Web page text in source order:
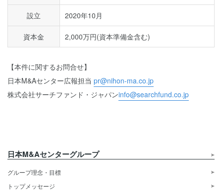
設立 2020年10月
資本金 2,000万円(資本準備金含む)
【本件に関するお問合せ】
日本M&Aセンター広報担当 pr@nihon-ma.co.jp
株式会社サーチファンド・ジャパンinfo@searchfund.co.jp
日本M&Aセンターグループ
グループ理念・目標
トップメッセージ